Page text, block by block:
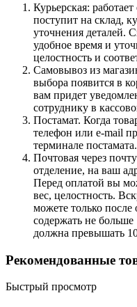
Курьерская:
поступит на склад,
уточнения деталей.
удобное время и
целостность и
Самовывоз из
выбора появится в
вам придет
сотруднику в
Постамат. Когда
телефон или e-mail
терминале
Почтовая через
отделение, на ваш
Перед оплатой вы
вес, целостность.
можете только
содержать не
должна превышать
Рекомендованные
Быстрый просмотр